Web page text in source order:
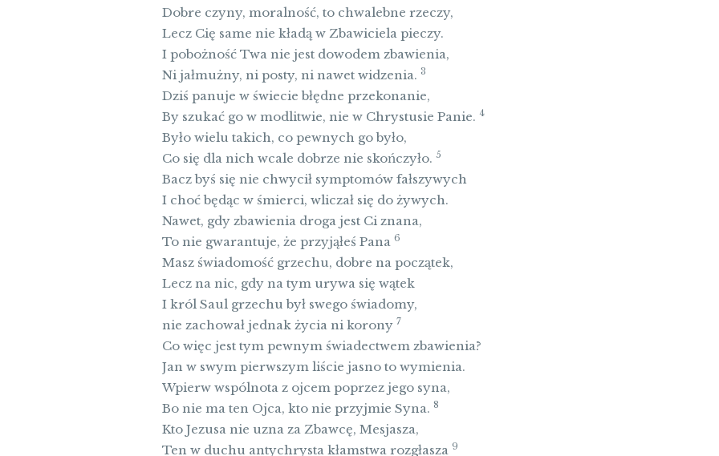
Dobre czyny, moralność, to chwalebne rzeczy,
Lecz Cię same nie kładą w Zbawiciela pieczy.
I pobożność Twa nie jest dowodem zbawienia,
Ni jałmużny, ni posty, ni nawet widzenia. 3
Dziś panuje w świecie błędne przekonanie,
By szukać go w modlitwie, nie w Chrystusie Panie. 4
Było wielu takich, co pewnych go było,
Co się dla nich wcale dobrze nie skończyło. 5
Bacz byś się nie chwycił symptomów fałszywych
I choć będąc w śmierci, wliczał się do żywych.
Nawet, gdy zbawienia droga jest Ci znana,
To nie gwarantuje, że przyjąłeś Pana 6
Masz świadomość grzechu, dobre na początek,
Lecz na nic, gdy na tym urywa się wątek
I król Saul grzechu był swego świadomy,
nie zachował jednak życia ni korony 7
Co więc jest tym pewnym świadectwem zbawienia?
Jan w swym pierwszym liście jasno to wymienia.
Wpierw wspólnota z ojcem poprzez jego syna,
Bo nie ma ten Ojca, kto nie przyjmie Syna. 8
Kto Jezusa nie uzna za Zbawcę, Mesjasza,
Ten w duchu antychrysta kłamstwa rozgłasza 9